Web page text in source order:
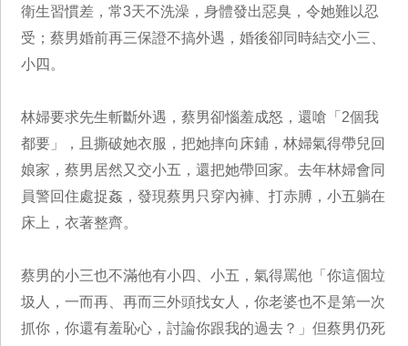
衛生習慣差，常3天不洗澡，身體發出惡臭，令她難以忍
受；蔡男婚前再三保證不搞外遇，婚後卻同時結交小三、
小四。
林婦要求先生斬斷外遇，蔡男卻惱羞成怒，還嗆「2個我
都要」，且撕破她衣服，把她摔向床鋪，林婦氣得帶兒回
娘家，蔡男居然又交小五，還把她帶回家。去年林婦會同
員警回住處捉姦，發現蔡男只穿內褲、打赤膊，小五躺在
床上，衣著整齊。
蔡男的小三也不滿他有小四、小五，氣得罵他「你這個垃
圾人，一而再、再而三外頭找女人，你老婆也不是第一次
抓你，你還有羞恥心，討論你跟我的過去？」但蔡男仍死